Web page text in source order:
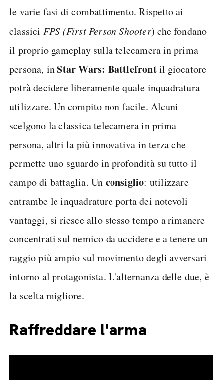
le varie fasi di combattimento. Rispetto ai
classici FPS (First Person Shooter) che fondano
il proprio gameplay sulla telecamera in prima
persona, inStar Wars: Battlefrontil giocatore
potrà decidere liberamente quale inquadratura
utilizzare. Un compito non facile. Alcuni
scelgono la classica telecamera in prima
persona, altri la più innovativa in terza che
permette uno sguardo in profondità su tutto il
campo di battaglia. Un consiglio: utilizzare
entrambe le inquadrature porta dei notevoli
vantaggi, si riesce allo stesso tempo a rimanere
concentrati sul nemico da uccidere e a tenere un
raggio più ampio sul movimento degli avversari
intorno al protagonista. L'alternanza delle due, è
la scelta migliore.
Raffreddare l'arma